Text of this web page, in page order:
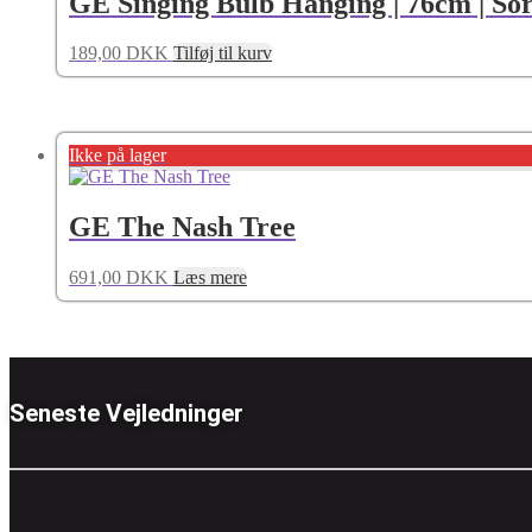
189,00 DKK Tilføj til kurv
Ikke på lager
GE The Nash Tree
691,00 DKK Læs mere
Seneste Vejledninger